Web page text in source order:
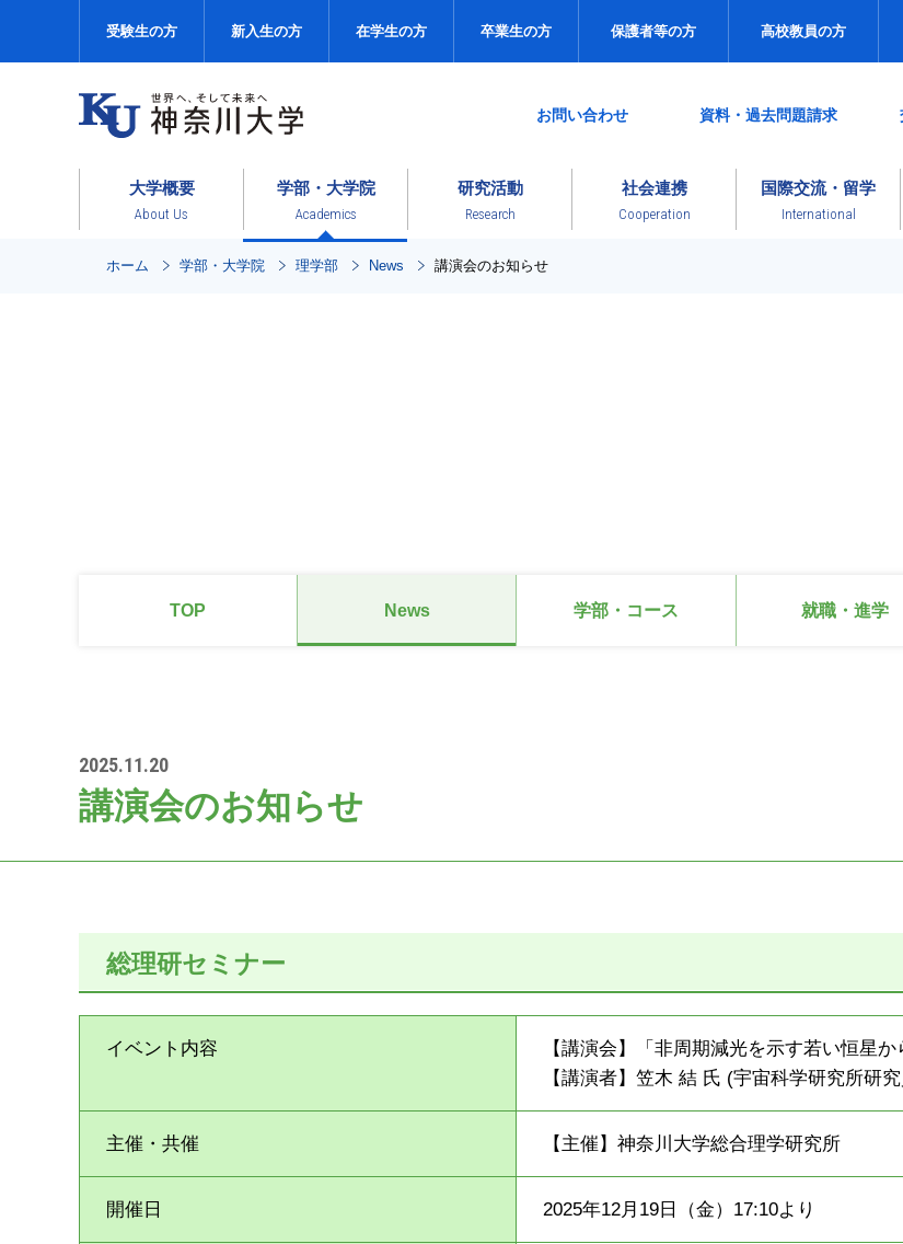
受験生の方 新入生の方 在学生の方 卒業生の方 保護者等の方 高校教員の方
お問い合わせ 資料・過去問題請求
大学概要
About Us
学部・大学院
Academics
研究活動
Research
社会連携
Cooperation
国際交流・留学
International
ホーム 学部・大学院 理学部 News 講演会のお知らせ
TOP News 学部・コース 就職・進学
2025.11.20
講演会のお知らせ
総理研セミナー
イベント内容
【講演会】「非周期減光を示す若い恒星
【講演者】笠木 結 氏 (宇宙科学研究所研
主催・共催 【主催】神奈川大学総合理学研究所
開催日 2025年12月19日（金）17:10より